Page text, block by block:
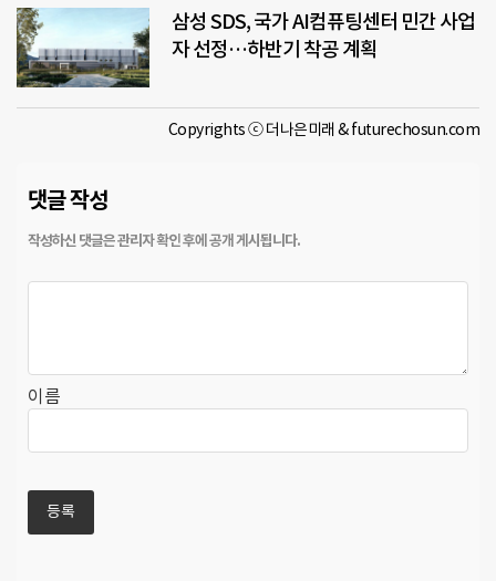
삼성 SDS, 국가 AI컴퓨팅센터 민간 사업
자 선정…하반기 착공 계획
Copyrights ⓒ 더나은미래 & futurechosun.com
댓글 작성
이름